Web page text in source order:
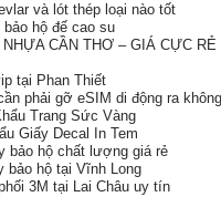
và lót thép loại nào tốt
hộ đế cao su
CẦN THƠ – GIÁ CỰC
tại Phan Thiết
phải gỡ eSIM di động ra
Trang Sức Vàng
Giấy Decal In Tem
bảo hộ chất lượng giá rẻ
bảo hộ tại Vĩnh Long
3M tại Lai Châu uy tín